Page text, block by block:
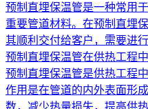
预制直埋保温管是一种常用
重要管道材料。在预制直埋
其顺利交付给客户，需要进
预制直埋保温管在供热工程
预制直埋保温管是供热工程
作用是在管道的内外表面形
数，减少热量损失，提高供